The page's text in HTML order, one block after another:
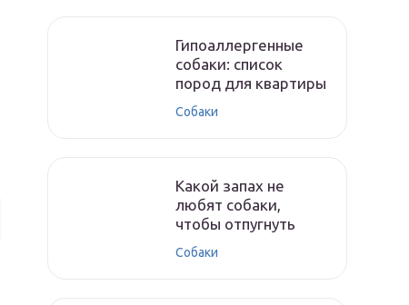
Гипоаллергенные
собаки: список
пород для квартиры
Собаки
Какой запах не
любят собаки,
чтобы отпугнуть
Собаки